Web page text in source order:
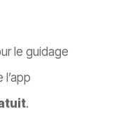
le guidage
l’app
.